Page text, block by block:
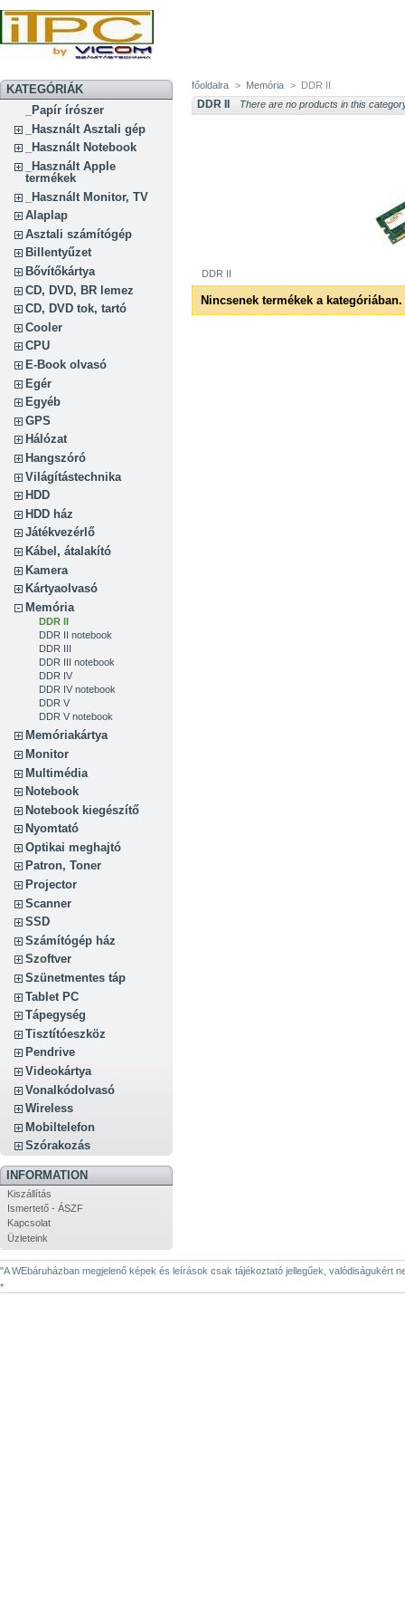
KATEGÓRIÁK
_Papír írószer
_Használt Asztali gép
_Használt Notebook
_Használt Apple
termékek
_Használt Monitor, TV
Alaplap
Asztali számítógép
Billentyűzet
Bővítőkártya
CD, DVD, BR lemez
CD, DVD tok, tartó
Cooler
CPU
E-Book olvasó
Egér
Egyéb
GPS
Hálózat
Hangszóró
Világítástechnika
HDD
HDD ház
Játékvezérlő
Kábel, átalakító
Kamera
Kártyaolvasó
Memória
DDR II
DDR II notebook
DDR III
DDR III notebook
DDR IV
DDR IV notebook
DDR V
DDR V notebook
Memóriakártya
Monitor
Multimédia
Notebook
Notebook kiegészítő
Nyomtató
Optikai meghajtó
Patron, Toner
Projector
Scanner
SSD
Számítógép ház
Szoftver
Szünetmentes táp
Tablet PC
Tápegység
Tisztítóeszköz
Pendrive
Videokártya
Vonalkódolvasó
Wireless
Mobiltelefon
Szórakozás
INFORMATION
Kiszállítás
Ismertető - ÁSZF
Kapcsolat
Üzleteink
főoldalra > Memória > DDR II
DDR II There are no products in this
DDR II
Nincsenek termékek a kategóriában.
"A WEbáruházban megjelenő képek és leírások csak tájékoztató jellegűek, valódiságukért
*